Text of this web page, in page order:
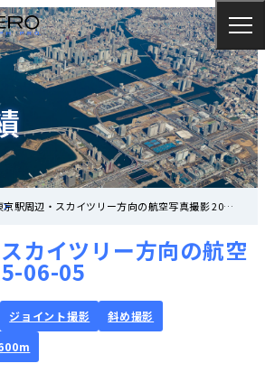
京駅周辺・スカイツリー方向の航空写真撮影 2025-
05
カイツリー方向の航空
06-05
ジョイント撮影
斜め撮影